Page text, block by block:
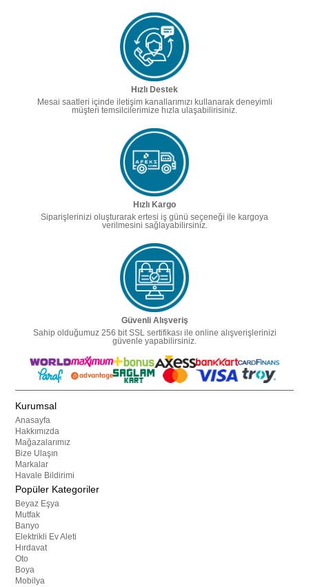
Hızlı Destek
Mesai saatleri içinde iletişim kanallarımızı kullanarak deneyimli
müşteri temsilcilerimize hızla ulaşabilirisiniz.
Hızlı Kargo
Siparişlerinizi oluşturarak ertesi iş günü seçeneği ile kargoya
verilmesini sağlayabilirsiniz.
Güvenli Alışveriş
Sahip olduğumuz 256 bit SSL sertifikası ile online alışverişlerinizi
güvenle yapabilirsiniz.
Kurumsal
Anasayfa
Hakkımızda
Mağazalarımız
Bize Ulaşın
Markalar
Havale Bildirimi
Popüler Kategoriler
Beyaz Eşya
Mutfak
Banyo
Elektrikli Ev Aleti
Hırdavat
Oto
Boya
Mobilya